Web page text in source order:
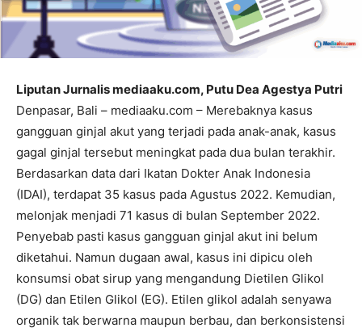
Liputan Jurnalis mediaaku.com, Putu Dea Agestya Putri
Denpasar, Bali – mediaaku.com – Merebaknya kasus
gangguan ginjal akut yang terjadi pada anak-anak, kasus
gagal ginjal tersebut meningkat pada dua bulan terakhir.
Berdasarkan data dari Ikatan Dokter Anak Indonesia
(IDAI), terdapat 35 kasus pada Agustus 2022. Kemudian,
melonjak menjadi 71 kasus di bulan September 2022.
Penyebab pasti kasus gangguan ginjal akut ini belum
diketahui. Namun dugaan awal, kasus ini dipicu oleh
konsumsi obat sirup yang mengandung Dietilen Glikol
(DG) dan Etilen Glikol (EG). Etilen glikol adalah senyawa
organik tak berwarna maupun berbau, dan berkonsistensi